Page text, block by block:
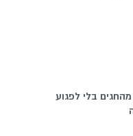
מהחגים בלי לפגוע